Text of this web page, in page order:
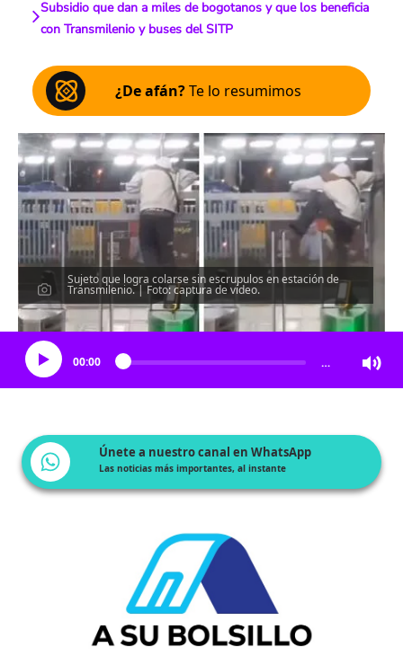
Subsidio que dan a miles de bogotanos y que los beneficia
con Transmilenio y buses del SITP
¿De afán?Te lo resumimos
Sujeto que logra colarse sin escrupulos en estación de
Transmilenio. | Foto: captura de video.
Escucha el artículo
00:00 …
Únete a nuestro canal en WhatsApp
Las noticias más importantes, al instante